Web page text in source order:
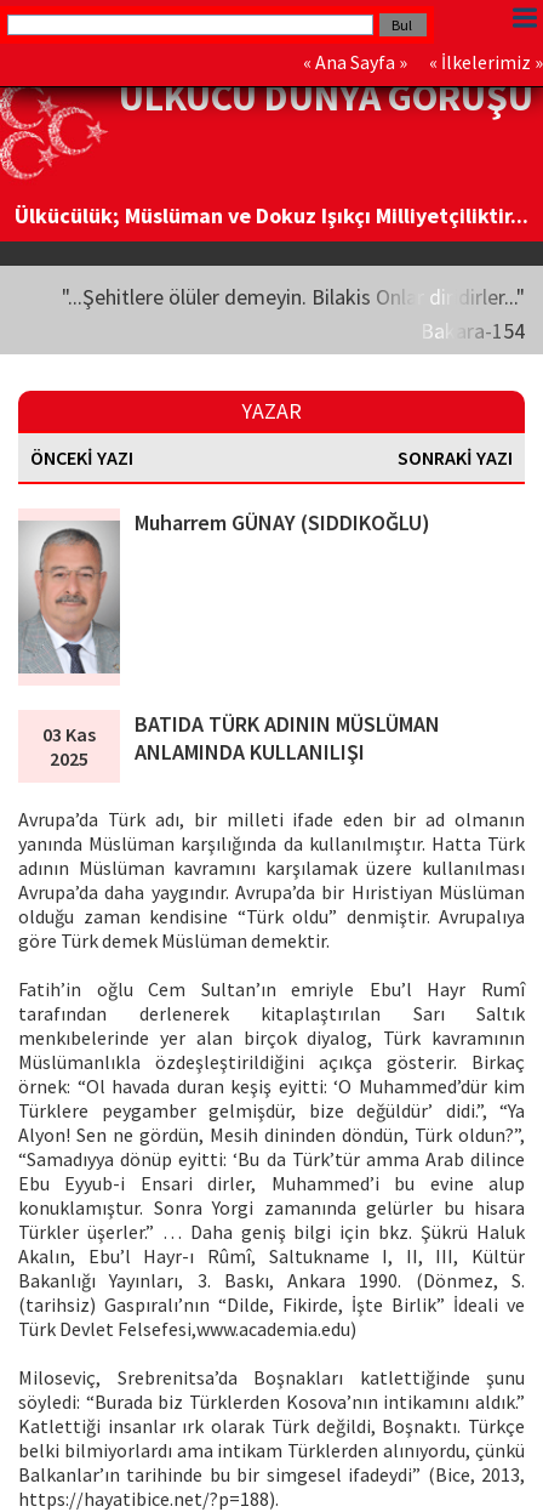
« Ana Sayfa » « İlkelerimiz »
ÜLKÜCÜ DÜNYA GÖRÜŞÜ
Ülkücülük; Müslüman ve Dokuz Işıkçı Milliyetçiliktir...
"...Şehitlere ölüler demeyin. Bilakis Onlar diridirler..."
Bakara-154
YAZAR
ÖNCEKİ YAZI SONRAKİ YAZI
Muharrem GÜNAY (SIDDIKOĞLU)
03 Kas
2025
BATIDA TÜRK ADININ MÜSLÜMAN
ANLAMINDA KULLANILIŞI
Avrupa’da Türk adı, bir milleti ifade eden bir ad olmanın
yanında Müslüman karşılığında da kullanılmıştır. Hatta Türk
adının Müslüman kavramını karşılamak üzere kullanılması
Avrupa’da daha yaygındır. Avrupa’da bir Hıristiyan Müslüman
olduğu zaman kendisine “Türk oldu” denmiştir. Avrupalıya
göre Türk demek Müslüman demektir.
Fatih’in oğlu Cem Sultan’ın emriyle Ebu’l Hayr Rumî
tarafından derlenerek kitaplaştırılan Sarı Saltık
menkıbelerinde yer alan birçok diyalog, Türk kavramının
Müslümanlıkla özdeşleştirildiğini açıkça gösterir. Birkaç
örnek: “Ol havada duran keşiş eyitti: ‘O Muhammed’dür kim
Türklere peygamber gelmişdür, bize değüldür’ didi.”, “Ya
Alyon! Sen ne gördün, Mesih dininden döndün, Türk oldun?”,
“Samadıyya dönüp eyitti: ‘Bu da Türk’tür amma Arab dilince
Ebu Eyyub-i Ensari dirler, Muhammed’i bu evine alup
konuklamıştur. Sonra Yorgi zamanında gelürler bu hisara
Türkler üşerler.” … Daha geniş bilgi için bkz. Şükrü Haluk
Akalın, Ebu’l Hayr-ı Rûmî, Saltukname I, II, III, Kültür
Bakanlığı Yayınları, 3. Baskı, Ankara 1990. (Dönmez, S.
(tarihsiz) Gaspıralı’nın “Dilde, Fikirde, İşte Birlik” İdeali ve
Türk Devlet Felsefesi,www.academia.edu)
Miloseviç, Srebrenitsa’da Boşnakları katlettiğinde şunu
söyledi: “Burada biz Türklerden Kosova’nın intikamını aldık.”
Katlettiği insanlar ırk olarak Türk değildi, Boşnaktı. Türkçe
belki bilmiyorlardı ama intikam Türklerden alınıyordu, çünkü
Balkanlar’ın tarihinde bu bir simgesel ifadeydi” (Bice, 2013,
https://hayatibice.net/?p=188).